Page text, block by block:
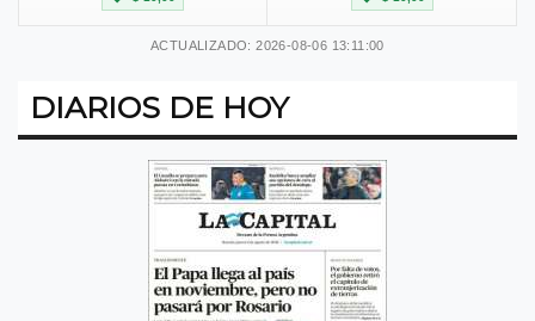
ACTUALIZADO: 2026-08-06 13:11:00
DIARIOS DE HOY